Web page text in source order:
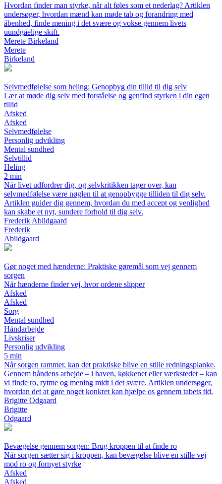
Hvordan finder man styrke, når alt føles som et nederlag? Artiklen
undersøger, hvordan mænd kan møde tab og forandring med
åbenhed, finde mening i det svære og vokse gennem livets
uundgåelige skift.
Merete Birkeland
Merete
Birkeland
Selvmedfølelse som heling: Genopbyg din tillid til dig selv
Lær at møde dig selv med forståelse og genfind styrken i din egen
tillid
Afsked
Afsked
Selvmedfølelse
Personlig udvikling
Mental sundhed
Selvtillid
Heling
2 min
Når livet udfordrer dig, og selvkritikken tager over, kan
selvmedfølelse være nøglen til at genopbygge tilliden til dig selv.
Artiklen guider dig gennem, hvordan du med accept og venlighed
kan skabe et nyt, sundere forhold til dig selv.
Frederik Abildgaard
Frederik
Abildgaard
Gør noget med hænderne: Praktiske gøremål som vej gennem
sorgen
Når hænderne finder vej, hvor ordene slipper
Afsked
Afsked
Sorg
Mental sundhed
Håndarbejde
Livskriser
Personlig udvikling
5 min
Når sorgen rammer, kan det praktiske blive en stille redningsplanke.
Gennem håndens arbejde – i haven, køkkenet eller værkstedet – kan
vi finde ro, rytme og mening midt i det svære. Artiklen undersøger,
hvordan det at gøre noget konkret kan hjælpe os gennem tabets tid.
Brigitte Odgaard
Brigitte
Odgaard
Bevægelse gennem sorgen: Brug kroppen til at finde ro
Når sorgen sætter sig i kroppen, kan bevægelse blive en stille vej
mod ro og fornyet styrke
Afsked
Afsked